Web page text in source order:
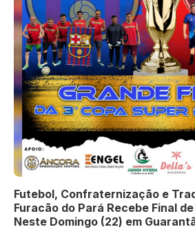
Futebol, Confraternização e
Furacão do Pará Recebe Final
Neste Domingo (22) em